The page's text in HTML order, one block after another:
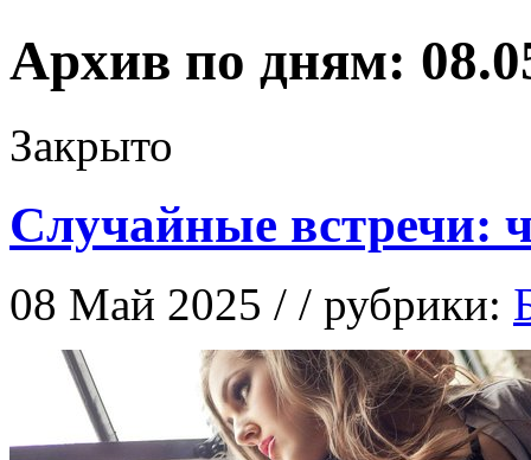
Архив по дням:
Закрыто
Случайные встречи:
08 Май 2025 / / рубрики: